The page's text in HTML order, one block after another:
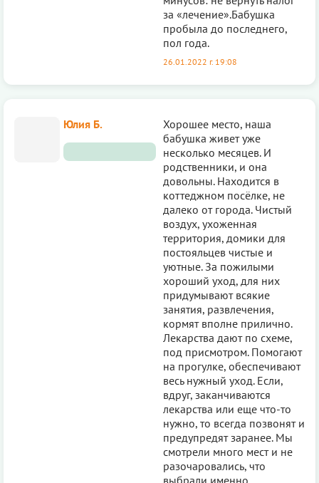
за «лечение».Бабушка
пробыла до последнего,
пол года.
26.01.2022 г. 19:08
Юлия Б.
Хорошее место, наша
бабушка живет уже
несколько месяцев. И
родственники, и она
довольны. Находится в
коттеджном посёлке, не
далеко от города. Чистый
воздух, ухоженная
территория, домики для
постояльцев чистые и
уютные. За пожилыми
хороший уход, для них
придумывают всякие
занятия, развлечения,
кормят вполне прилично.
Лекарства дают по схеме,
под присмотром. Помогают
на прогулке, обеспечивают
весь нужный уход. Если,
вдруг, заканчиваются
лекарства или еще что-то
нужно, то всегда позвонят и
предупредят заранее. Мы
смотрели много мест и не
разочаровались, что
выбрали именно